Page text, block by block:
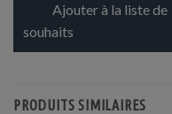
Ajouter à la liste de
souhaits
PRODUITS SIMILAIRES